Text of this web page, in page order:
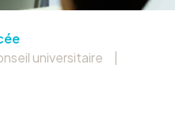
universitaire